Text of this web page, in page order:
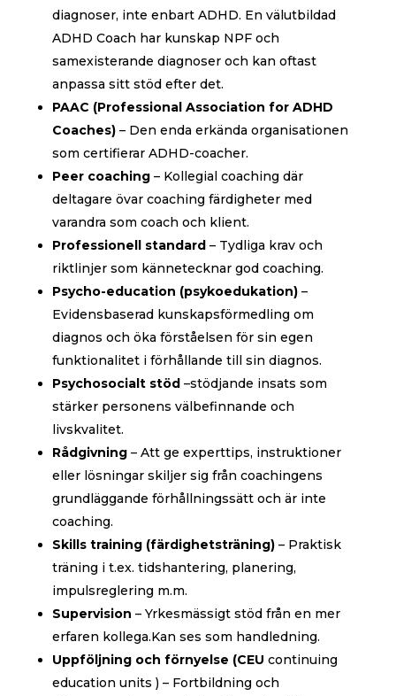
diagnoser, inte enbart ADHD. En välutbildad
ADHD Coach har kunskap NPF och
samexisterande diagnoser och kan oftast
anpassa sitt stöd efter det.
PAAC (Professional Association for ADHD
Coaches)– Den enda erkända organisationen
som certifierar ADHD-coacher.
Peer coaching– Kollegial coaching där
deltagare övar coaching färdigheter med
varandra som coach och klient.
Professionell standard– Tydliga krav och
riktlinjer som kännetecknar god coaching.
Psycho-education (psykoedukation)–
Evidensbaserad kunskapsförmedling om
diagnos och öka förståelsen för sin egen
funktionalitet i förhållande till sin diagnos.
Psychosocialt stöd–stödjande insats som
stärker personens välbefinnande och
livskvalitet.
Rådgivning – Att ge experttips, instruktioner
eller lösningar skiljer sig från coachingens
grundläggande förhållningssätt och är inte
coaching.
Skills training (färdighetsträning)– Praktisk
träning i t.ex. tidshantering, planering,
impulsreglering m.m.
Supervision – Yrkesmässigt stöd från en mer
erfaren kollega.Kan ses som handledning.
Uppföljning och förnyelse (CEU continuing
education units ) – Fortbildning och